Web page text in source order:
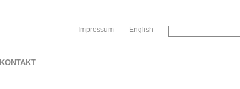
English
Impressum
KONTAKT